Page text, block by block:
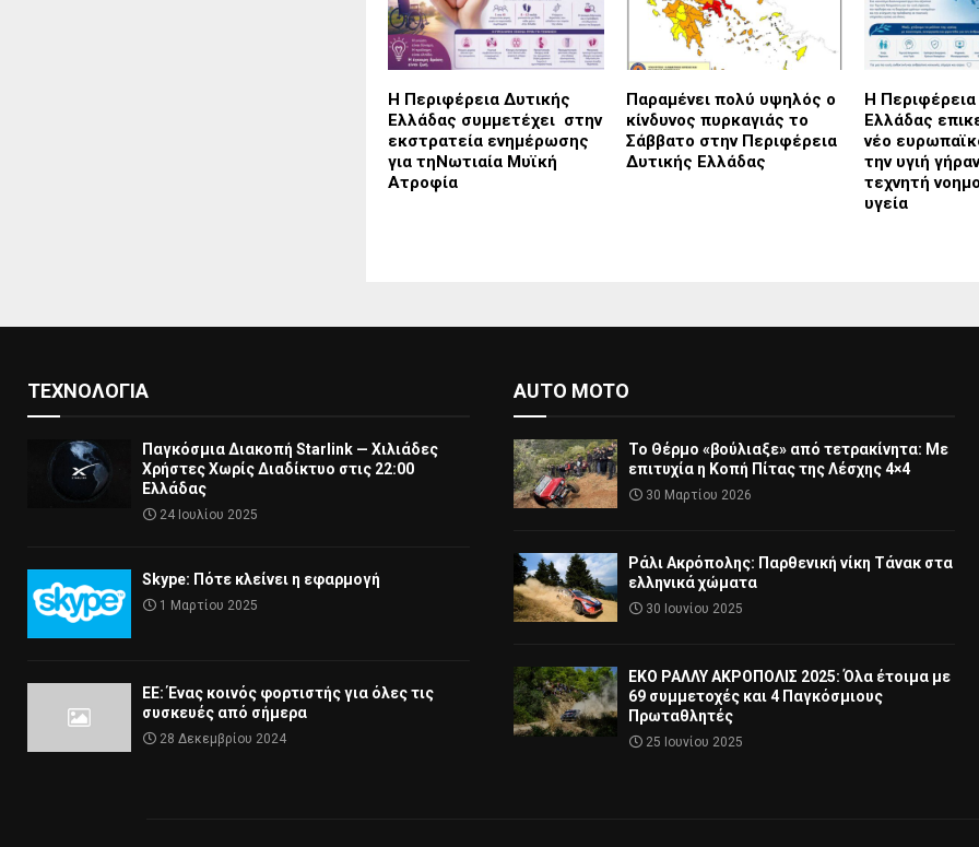
Η Περιφέρεια Δυτικής
Ελλάδας συμμετέχει στην
εκστρατεία ενημέρωσης
για τηΝωτιαία Μυϊκή
Ατροφία
Παραμένει πολύ υψηλός ο
κίνδυνος πυρκαγιάς το
Σάββατο στην Περιφέρεια
Δυτικής Ελλάδας
Η
Ελλάδας
νέο
την υγιή
τεχνητή
υγεία
ΤΕΧΝΟΛΟΓΊΑ
Παγκόσμια Διακοπή Starlink — Χιλιάδες
Χρήστες Χωρίς Διαδίκτυο στις 22:00
Ελλάδας
24 Ιουλίου 2025
Skype: Πότε κλείνει η εφαρμογή
1 Μαρτίου 2025
ΕΕ: Ένας κοινός φορτιστής για όλες τις
συσκευές από σήμερα
28 Δεκεμβρίου 2024
AUTO MOTO
Το Θέρμο «βούλιαξε» από τετρακίνητα: Με
επιτυχία η Κοπή Πίτας της Λέσχης 4×4
30 Μαρτίου 2026
Ράλι Ακρόπολης: Παρθενική νίκη Τάνακ στα
ελληνικά χώματα
30 Ιουνίου 2025
ΕΚΟ ΡΑΛΛΥ ΑΚΡΟΠΟΛΙΣ 2025: Όλα έτοιμα με
69 συμμετοχές και 4 Παγκόσμιους
Πρωταθλητές
25 Ιουνίου 2025